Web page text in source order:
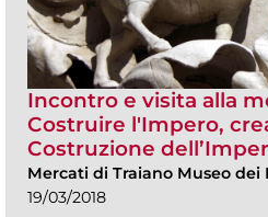
Incontro e visita alla
Costruire l'Impero,
Costruzione
Mercati di Traiano Museo dei
19/03/2018